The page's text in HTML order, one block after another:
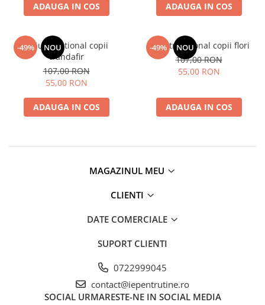
ADAUGA IN COS ADAUGA IN COS
-49% NOU
Brâu traditional copii
trandafir
107,00 RON
55,00 RON
ADAUGA IN COS
-49% NOU
Brâu traditional copii flori
107,00 RON
55,00 RON
ADAUGA IN COS
MAGAZINUL MEU
CLIENTI
DATE COMERCIALE
SUPORT CLIENTI
0722999045
contact@iepentrutine.ro
SOCIAL URMARESTE-NE IN SOCIAL MEDIA